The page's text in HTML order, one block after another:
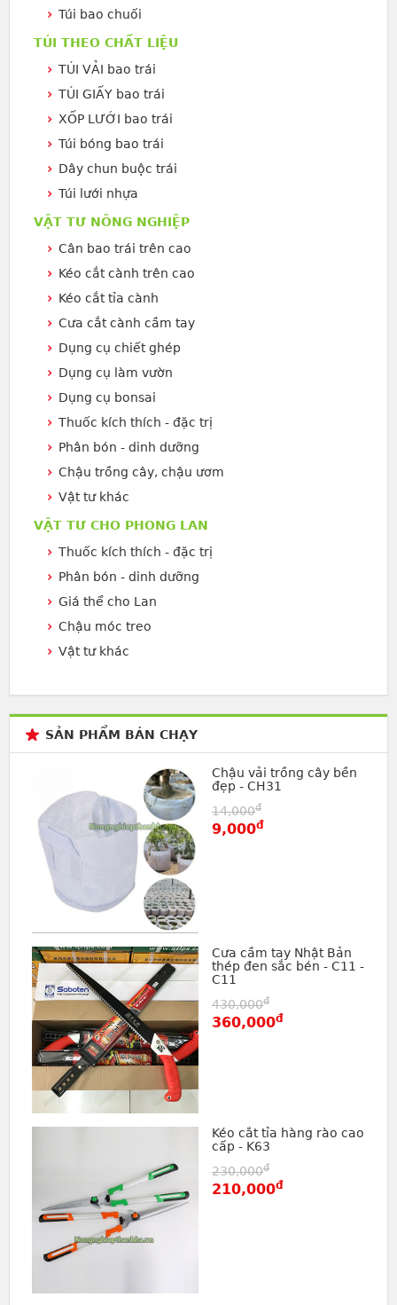
Túi bao chuối
TÚI THEO CHẤT LIỆU
TÚI VẢI bao trái
TÚI GIẤY bao trái
XỐP LƯỚI bao trái
Túi bóng bao trái
Dây chun buộc trái
Túi lưới nhựa
VẬT TƯ NÔNG NGHIỆP
Cân bao trái trên cao
Kéo cắt cành trên cao
Kéo cắt tỉa cành
Cưa cắt cành cầm tay
Dụng cụ chiết ghép
Dụng cụ làm vườn
Dụng cụ bonsai
Thuốc kích thích - đặc trị
Phân bón - dinh dưỡng
Chậu trồng cây, chậu ươm
Vật tư khác
VẬT TƯ CHO PHONG LAN
Thuốc kích thích - đặc trị
Phân bón - dinh dưỡng
Giá thể cho Lan
Chậu móc treo
Vật tư khác
SẢN PHẨM BÁN CHẠY
Chậu vải trồng cây bền
đẹp - CH31
14,000đ
9,000đ
Cưa cầm tay Nhật Bản
thép đen sắc bén - C11 -
C11
430,000đ
360,000đ
Kéo cắt tỉa hàng rào cao
cấp - K63
230,000đ
210,000đ